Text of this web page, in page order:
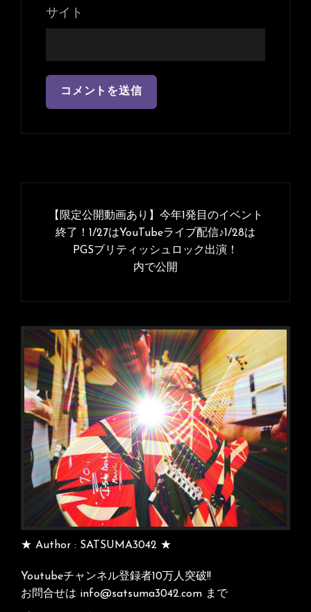
サイト
ー
シ
ョ
ン
【限定公開動画あり】今年1発目のイベント
終了！1/27はYouTubeライブ配信♪1/28は
PGSブリティッシュロック出演！
内で公開
★ Author : SATSUMA3042 ★
Youtubeチャンネル登録者10万人突破!!
お問合せは info@satsuma3042.com まで